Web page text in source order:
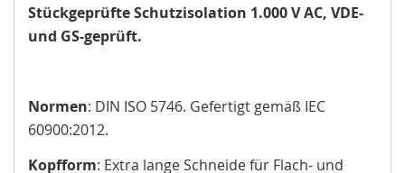
Stückgeprüfte Schutzisolation 1.000 V AC, VDE-
und GS-geprüft.
Normen: DIN ISO 5746. Gefertigt gemäß IEC
60900:2012.
Kopfform: Extra lange Schneide für Flach- und